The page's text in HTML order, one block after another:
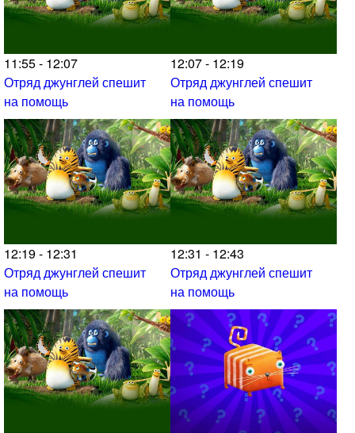
11:55 - 12:07
Отряд джунглей спешит
на помощь
12:07 - 12:19
Отряд джунглей спешит
на помощь
12:19 - 12:31
Отряд джунглей спешит
на помощь
12:31 - 12:43
Отряд джунглей спешит
на помощь